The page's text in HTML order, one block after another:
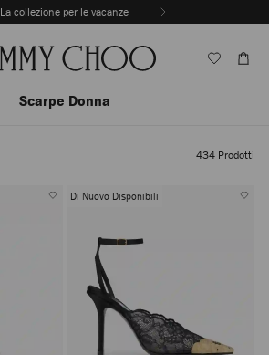
La collezione per le vacanze
Scarpe Donna
434 Prodotti
Di Nuovo Disponibili